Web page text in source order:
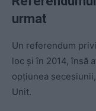
urmat
Un referendum
loc și în 2014, însă
opțiunea
Unit.